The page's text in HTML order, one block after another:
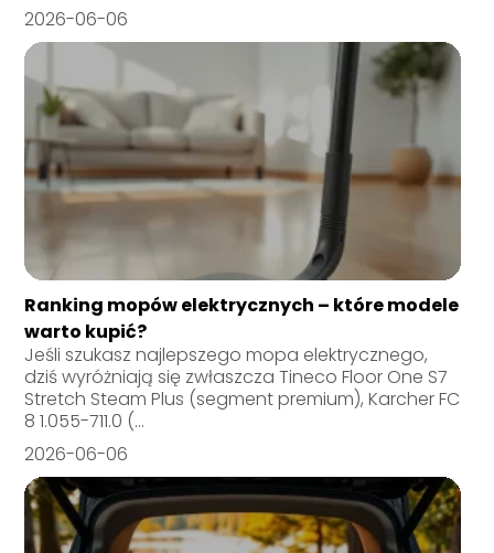
2026-06-06
Ranking mopów elektrycznych – które modele
warto kupić?
Jeśli szukasz najlepszego mopa elektrycznego,
dziś wyróżniają się zwłaszcza Tineco Floor One S7
Stretch Steam Plus (segment premium), Karcher FC
8 1.055-711.0 (...
2026-06-06